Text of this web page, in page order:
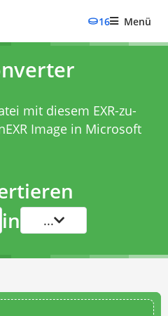
16 Menü
mit diesem EXR-zu-
Image in Microsoft
in ...